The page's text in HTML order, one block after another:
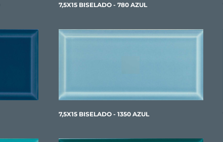
7,5X15 BISELADO - 780 AZUL
7,5X15 BISELADO - 1350 AZUL